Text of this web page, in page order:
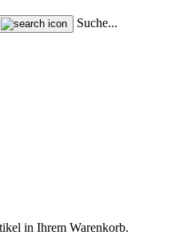
Suche...
in Ihrem Warenkorb.